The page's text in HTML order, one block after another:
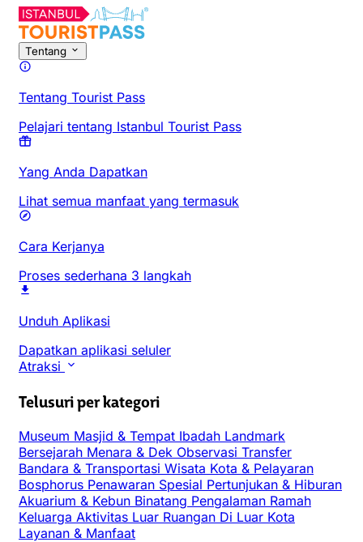
Tentang
Tentang Tourist Pass
Pelajari tentang Istanbul Tourist Pass
Yang Anda Dapatkan
Lihat semua manfaat yang termasuk
Cara Kerjanya
Proses sederhana 3 langkah
Unduh Aplikasi
Dapatkan aplikasi seluler
Atraksi
Telusuri per kategori
Museum Masjid & Tempat Ibadah Landmark
Bersejarah Menara & Dek Observasi Transfer
Bandara & Transportasi Wisata Kota & Pelayaran
Bosphorus Penawaran Spesial Pertunjukan & Hiburan
Akuarium & Kebun Binatang Pengalaman Ramah
Keluarga Aktivitas Luar Ruangan Di Luar Kota
Layanan & Manfaat